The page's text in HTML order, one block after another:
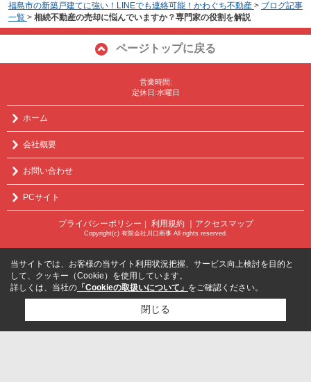
福島市の新築戸建てに強い！LINEでも連絡可能！かわぐち不動産 > ブログ記事
一覧 > 相続不動産の売却に悩んでいますか？専門家の役割を解説
ページトップに戻る
営業時間:
定休日:水曜日
ホーム
会社概要
お問い合わせ
PCサイト
プライバシーポリシー 利用規約 ｜アクセスマップ
Copyright(c) 有限会社川口商事 All rights reserved.
当サイトでは、お客様の当サイト利用状況把握、サービス向上検討を目的と
して、クッキー（Cookie）を使用しています。
詳しくは、当社の 「Cookieの取扱いについて」 をご確認ください。
閉じる